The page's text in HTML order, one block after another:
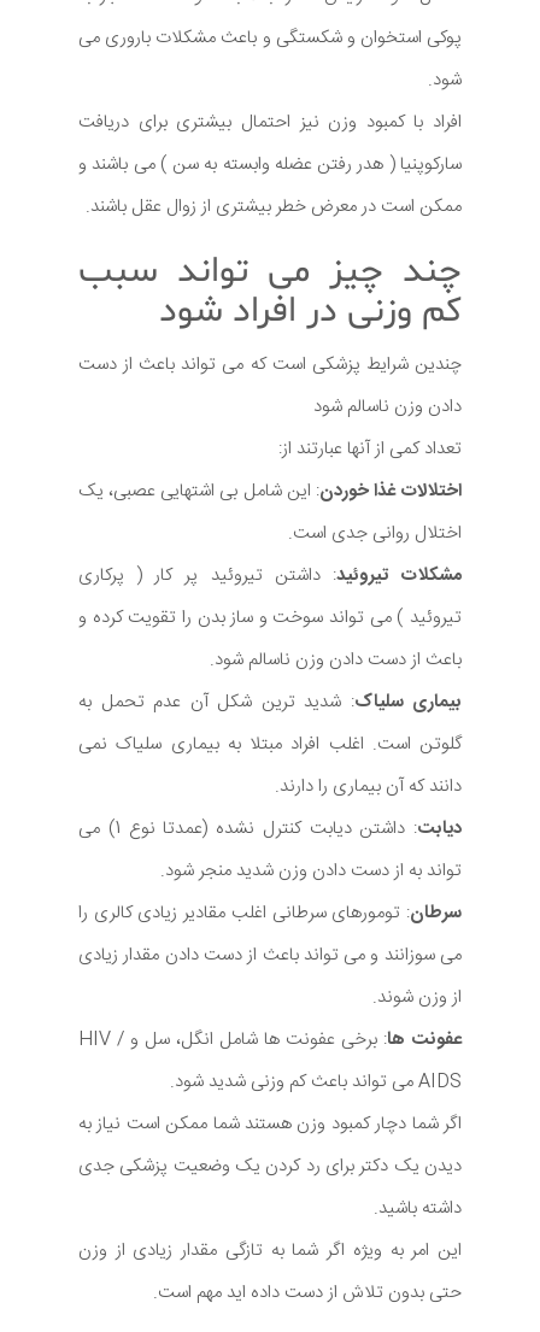
پوکی استخوان و شکستگی و باعث مشکلات باروری می
شود.
افراد با کمبود وزن نیز احتمال بیشتری برای دریافت
سارکوپنیا ( هدر رفتن عضله وابسته به سن ) می باشند و
ممکن است در معرض خطر بیشتری از زوال عقل باشند.
چند چیز می تواند سبب
کم وزنی در افراد شود
چندین شرایط پزشکی است که می تواند باعث از دست
دادن وزن ناسالم شود
تعداد کمی از آنها عبارتند از:
اختلالات غذا خوردن: این شامل بی اشتهایی عصبی، یک
اختلال روانی جدی است.
مشکلات تیروئید: داشتن تیروئید پر کار ( پرکاری
تیروئید ) می تواند سوخت و ساز بدن را تقویت کرده و
باعث از دست دادن وزن ناسالم شود.
بیماری سلیاک: شدید ترین شکل آن عدم تحمل به
گلوتن است. اغلب افراد مبتلا به بیماری سلیاک نمی
دانند که آن بیماری را دارند.
دیابت
: داشتن دیابت کنترل نشده (عمدتا نوع 1) می
تواند به از دست دادن وزن شدید منجر شود.
سرطان: تومورهای سرطانی اغلب مقادیر زیادی کالری را
می سوزانند و می تواند باعث از دست دادن مقدار زیادی
از وزن شوند.
عفونت ها
: برخی عفونت ها شامل انگل، سل و HIV /
AIDS می تواند باعث کم وزنی شدید شود.
اگر شما دچار کمبود وزن هستند شما ممکن است نیاز به
دیدن یک دکتر برای رد کردن یک وضعیت پزشکی جدی
داشته باشید.
این امر به ویژه اگر شما به تازگی مقدار زیادی از وزن
حتی بدون تلاش از دست داده اید مهم است.